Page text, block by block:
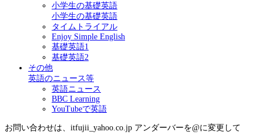
小学生の基礎英語
小学生の基礎英語
タイムトライアル
Enjoy Simple English
基礎英語1
基礎英語2
その他
英語のニュース等
英語ニュース
BBC Learning
YouTubeで英語
お問い合わせは、itfujii_yahoo.co.jp アンダーバーを@に変更して